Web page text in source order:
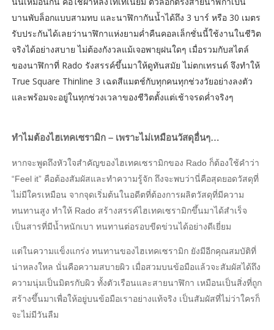
บานพับล็อกแบบสามทบ และนาฬิกากันน้ำได้ถึง 3 บาร์ หรือ 30 เมตร
รับประกันได้เลยว่านาฬิกาแห่งยามค่ำคืนคอลเล็กชั่นนี้ใช้งานในชีวิต
จริงได้อย่างสบาย ไม่ต้องกังวลแม้เจอพายุฝนใดๆ เมื่อรวมกับสไตล์
ของนาฬิกาที่ Rado รังสรรค์ขึ้นมาให้ดูทันสมัย ไม่ตกเทรนด์ จึงทำให้
True Square Thinline 3 เฉดสีแมตช์กับทุกคนทุกช่วงวัยอย่างลงตัว
และพร้อมจะอยู่ในทุกช่วงเวลาของชีวิตตั้งแต่เช้าจรดค่ำจริงๆ
ทำไมต้องไฮเทคเซรามิก – เพราะไม่เหมือนวัสดุอื่นๆ…
หากจะพูดถึงหัวใจสำคัญของไฮเทคเซรามิกของ Rado ก็ต้องใช้คำว่า
“Feel it” คือต้องสัมผัสและทำความรู้จัก ถึงจะพบว่านี่คือสุดยอดวัสดุที่
ไม่มีใครเหมือน จากจุดเริ่มต้นในอดีตที่ต้องการผลิตวัสดุที่มีความ
ทนทานสูง ทำให้ Rado สร้างสรรค์ไฮเทคเซรามิกขึ้นมาได้สำเร็จ
เป็นสารที่มีน้ำหนักเบา ทนทานต่อรอบขีดข่วนได้อย่างดีเยี่ยม
แต่ในความแข็งแกร่ง ทนทานของไฮเทคเซรามิก ยังมีอีกคุณสมบัติที่
น่าหลงใหล นั่นคือความสบายผิว เมื่อสวมบนข้อมือแล้วจะสัมผัสได้ถึง
ความนุ่มเป็นมิตรกับผิว ทั้งตัวเรือนและสายนาฬิกา เหมือนเป็นสิ่งที่ถูก
สร้างขึ้นมาเพื่อให้อยู่บนข้อมือเราอย่างแท้จริง เป็นสัมผัสที่ไม่ว่าใครก็
จะไม่มีวันลืม